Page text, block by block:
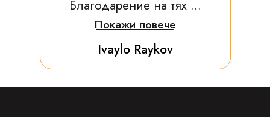
Благодарение на тях ...
Покажи повече
Ivaylo Raykov